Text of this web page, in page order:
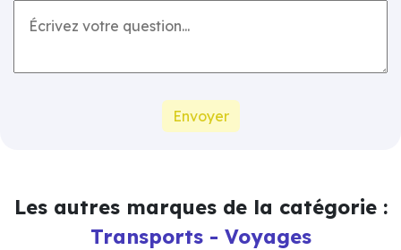
Les autres marques de la catégorie :
Transports - Voyages